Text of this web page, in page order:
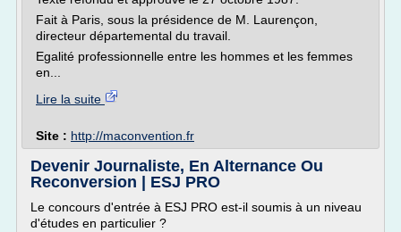
Fait à Paris, sous la présidence de M. Laurençon,
directeur départemental du travail.
Egalité professionnelle entre les hommes et les femmes
en...
Lire la suite
Site : http://maconvention.fr
Devenir Journaliste, En Alternance Ou
Reconversion | ESJ PRO
Le concours d'entrée à ESJ PRO est-il soumis à un niveau
d'études en particulier ?